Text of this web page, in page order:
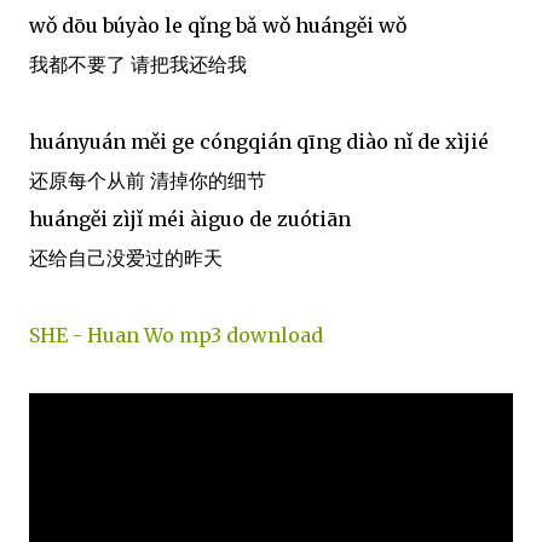
wǒ dōu búyào le qǐng bǎ wǒ huángěi wǒ
我都不要了 请把我还给我
huányuán měi ge cóngqián qīng diào nǐ de xìjié
还原每个从前 清掉你的细节
huángěi zìjǐ méi àiguo de zuótiān
还给自己没爱过的昨天
SHE - Huan Wo mp3 download